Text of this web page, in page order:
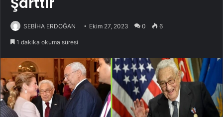
SEBİHA ERDOĞAN Ekim 27, 2023 0 6
1 dakika okuma süresi